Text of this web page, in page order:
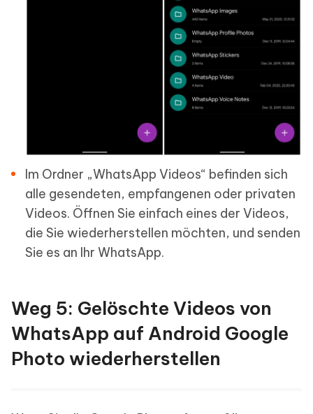
Im Ordner „WhatsApp Videos“ befinden sich
alle gesendeten, empfangenen oder privaten
Videos. Öffnen Sie einfach eines der Videos,
die Sie wiederherstellen möchten, und senden
Sie es an Ihr WhatsApp.
Weg 5: Gelöschte Videos von
WhatsApp auf Android Google
Photo wiederherstellen